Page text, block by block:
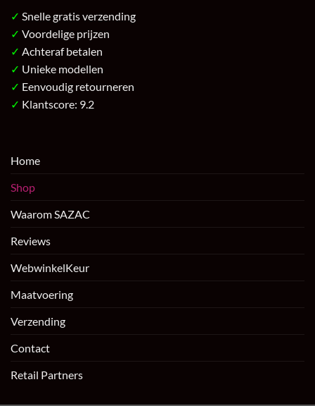
✓ Snelle gratis verzending
✓ Voordelige prijzen
✓ Achteraf betalen
✓ Unieke modellen
✓ Eenvoudig retourneren
✓ Klantscore: 9.2
Home
Shop
Waarom SAZAC
Reviews
WebwinkelKeur
Maatvoering
Verzending
Contact
Retail Partners